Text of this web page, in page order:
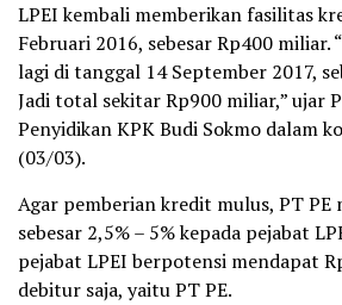
LPEI kembali memberikan fasilitas
Februari 2016, sebesar Rp400 miliar.
lagi di tanggal 14 September 2017,
Jadi total sekitar Rp900 miliar,” ujar
Penyidikan KPK Budi Sokmo dalam
(03/03).
Agar pemberian kredit mulus, PT PE
sebesar 2,5% – 5% kepada pejabat
pejabat LPEI berpotensi mendapat
debitur saja, yaitu PT PE.